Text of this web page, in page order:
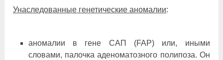
Унаследованные генетические аномалии:
аномалии в гене САП (FAP) или, иными
словами, палочка аденоматозного полипоза. Он